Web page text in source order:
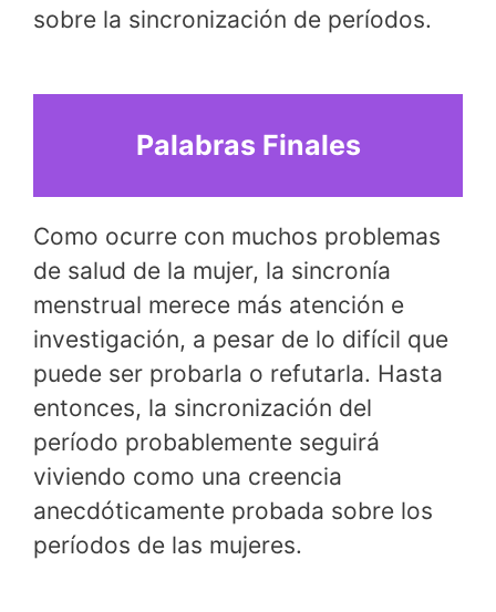
sobre la sincronización de períodos.
Palabras Finales
Como ocurre con muchos problemas
de salud de la mujer, la sincronía
menstrual merece más atención e
investigación, a pesar de lo difícil que
puede ser probarla o refutarla. Hasta
entonces, la sincronización del
período probablemente seguirá
viviendo como una creencia
anecdóticamente probada sobre los
períodos de las mujeres.